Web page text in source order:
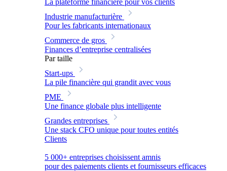
La plateforme financière pour vos clients
Industrie manufacturière
Pour les fabricants internationaux
Commerce de gros
Finances d’entreprise centralisées
Par taille
Start-ups
La pile financière qui grandit avec vous
PME
Une finance globale plus intelligente
Grandes entreprises
Une stack CFO unique pour toutes entités
Clients
5 000+ entreprises choisissent amnis
pour des paiements clients et fournisseurs efficaces